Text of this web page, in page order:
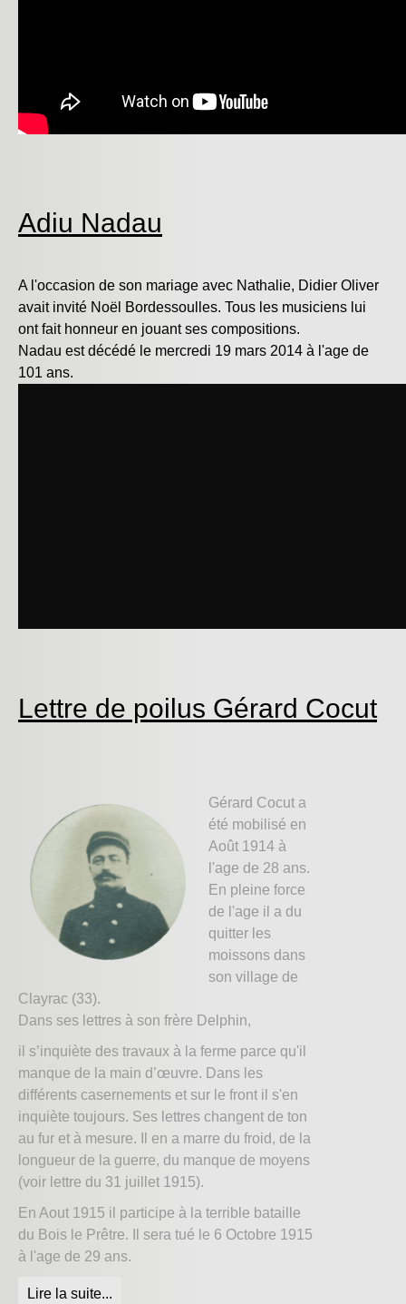
Adiu Nadau
A l'occasion de son mariage avec Nathalie, Didier Oliver
avait invité Noël Bordessoulles. Tous les musiciens lui
ont fait honneur en jouant ses compositions.
Nadau est décédé le mercredi 19 mars 2014 à l'age de
101 ans.
Lettre de poilus Gérard Cocut
Gérard Cocut a
été mobilisé en
Août 1914 à
l'age de 28 ans.
En pleine force
de l'age il a du
quitter les
moissons dans
son village de
Clayrac (33).
Dans ses lettres à son frère Delphin,
il s’inquiète des travaux à la ferme parce qu'il
manque de la main d’œuvre. Dans les
différents casernements et sur le front il s'en
inquiète toujours. Ses lettres changent de ton
au fur et à mesure. Il en a marre du froid, de la
longueur de la guerre, du manque de moyens
(voir lettre du 31 juillet 1915).
En Aout 1915 il participe à la terrible bataille
du Bois le Prêtre. Il sera tué le 6 Octobre 1915
à l'age de 29 ans.
Lire la suite...